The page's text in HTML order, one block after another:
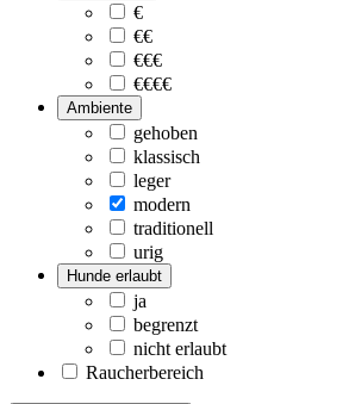
€
€€
€€€
€€€€
Ambiente
gehoben
klassisch
leger
modern
traditionell
urig
Hunde erlaubt
ja
begrenzt
nicht erlaubt
Raucherbereich